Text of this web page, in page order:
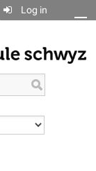
Log in